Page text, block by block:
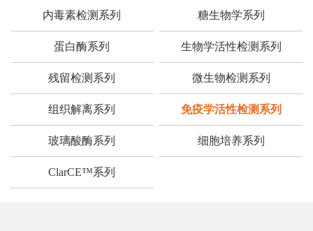
内毒素检测系列 糖生物学系列
蛋白酶系列 生物学活性检测系列
残留检测系列 微生物检测系列
组织解离系列 免疫学活性检测系列
玻璃酸酶系列 细胞培养系列
ClarCE™系列